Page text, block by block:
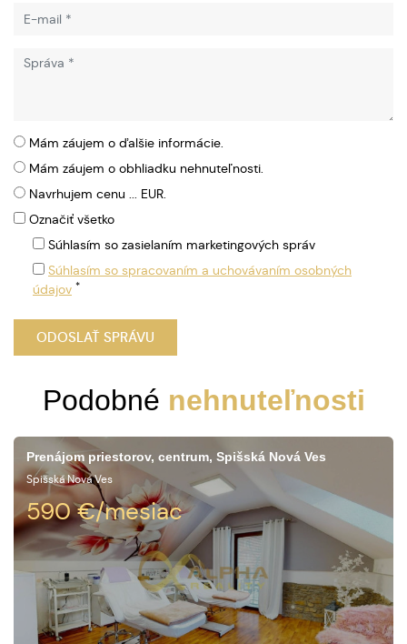
Mám záujem o ďalšie informácie.
Mám záujem o obhliadku nehnuteľnosti.
Navrhujem cenu ... EUR.
Označiť všetko
Súhlasím so zasielaním marketingových správ
Súhlasím so spracovaním a uchovávaním osobných
údajov *
Podobné nehnuteľnosti
Prenájom priestorov, centrum, Spišská Nová Ves
Spišská Nová Ves
590€/mesiac